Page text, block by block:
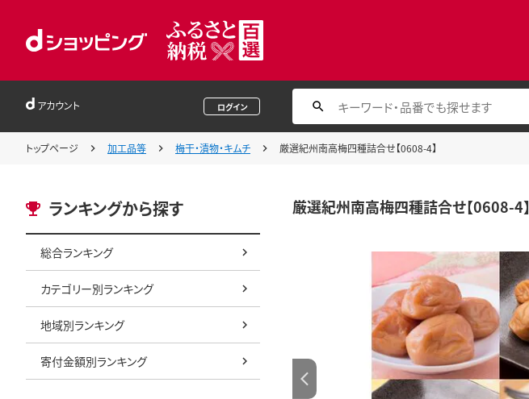
アカウント ログイン
トップページ 加工品等 梅干・漬物・キムチ 厳選紀州南高梅四種詰合せ【0608-4】
ランキングから探す
総合ランキング
カテゴリー別ランキング
地域別ランキング
寄付金額別ランキング
厳選紀州南高梅四種詰合せ【0608-4】